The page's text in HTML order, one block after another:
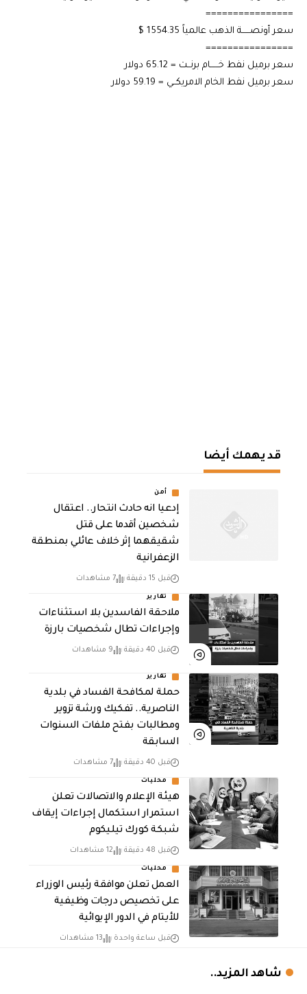
================
سعر أونصــــــة الذهب عالمياً 1554.35 $
================
سعر برميل نفط خــــــام برنــت = 65.12 دولار
سعر برميل نفط الخام الامريكــي = 59.19 دولار
قد يهمك أيضا
أمن
إدعيا انه حادث انتحار.. اعتقال
شخصين أقدما على قتل
شقيقهما إثر خلاف عائلي بمنطقة
الزعفرانية
قبل 15 دقيقة 7 مشاهدات
تقارير
ملاحقة الفاسدين بلا استثناءات
وإجراءات تطال شخصيات بارزة
قبل 40 دقيقة 9 مشاهدات
تقارير
حملة لمكافحة الفساد في بلدية
الناصرية.. تفكيك ورشة تزوير
ومطالبات بفتح ملفات السنوات
السابقة
قبل 40 دقيقة 7 مشاهدات
محليات
هيئة الإعلام والاتصالات تعلن
استمرار استكمال إجراءات إيقاف
شبكة كورك تيليكوم
قبل 48 دقيقة 12 مشاهدات
محليات
العمل تعلن موافقة رئيس الوزراء
على تخصيص درجات وظيفية
للأيتام في الدور الإيوائية
قبل ساعة واحدة 13 مشاهدات
شاهد المزيد..